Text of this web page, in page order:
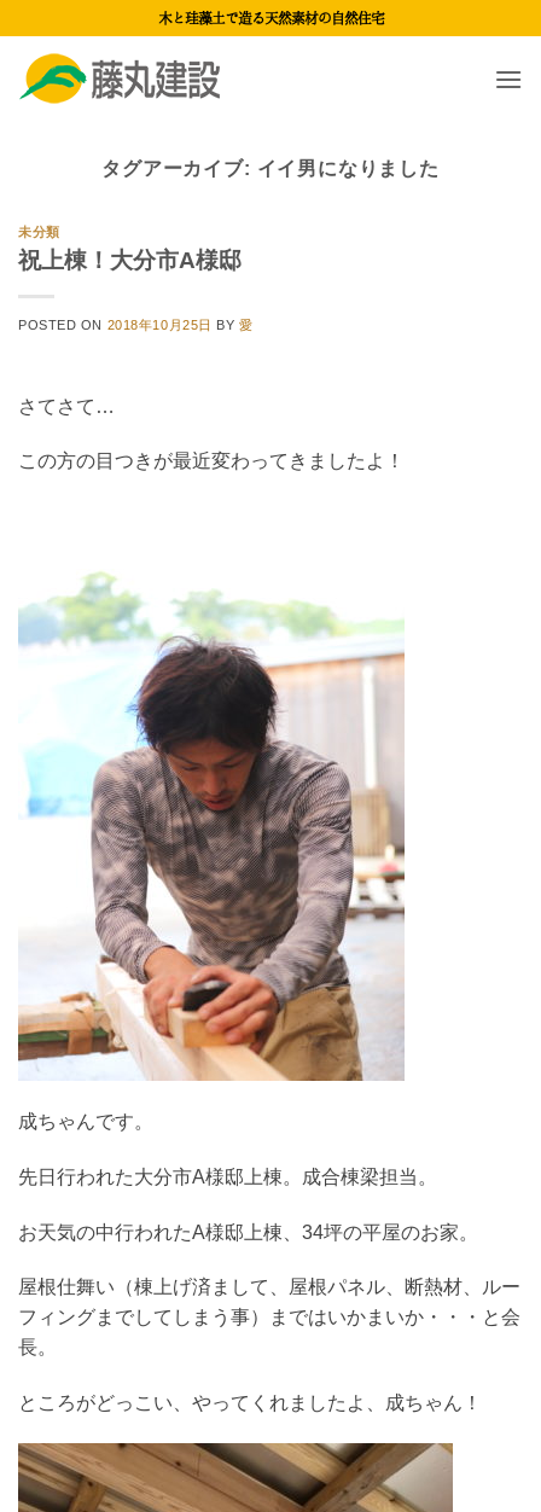
content
木と珪藻土で造る天然素材の自然住宅
タグアーカイブ: イイ男になりました
未分類
祝上棟！大分市A様邸
POSTED ON 2018年10月25日 BY愛
さてさて…
この方の目つきが最近変わってきましたよ！
成ちゃんです。
先日行われた大分市A様邸上棟。成合棟梁担当。
お天気の中行われたA様邸上棟、34坪の平屋のお家。
屋根仕舞い（棟上げ済まして、屋根パネル、断熱材、ルー
フィングまでしてしまう事）まではいかまいか・・・と会
長。
ところがどっこい、やってくれましたよ、成ちゃん！